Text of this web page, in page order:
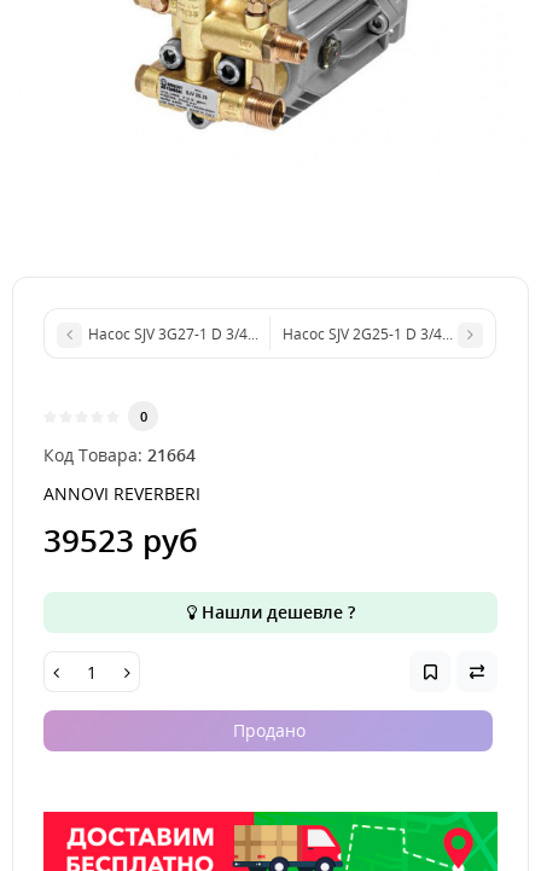
Насос SJV 3G27-1 D 3/4'+ATTACCO F7Насос SJV 2G25-1 D 3/4'+ATTACCO F7
0
Код Товара: 21664
ANNOVI REVERBERI
39523 руб
Нашли дешевле ?
Продано